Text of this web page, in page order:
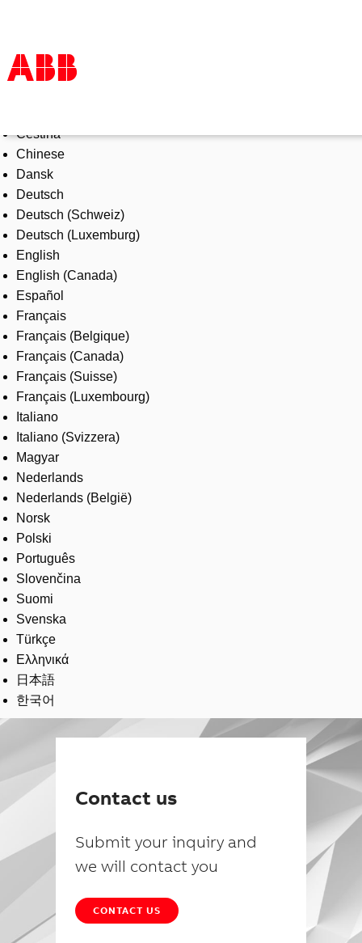
Products & Solutions
Industries
Services
About us
Where to buy
Contact us
Careers
Čeština
Chinese
Dansk
Deutsch
Deutsch (Schweiz)
Deutsch (Luxemburg)
English
English (Canada)
Español
Français
Français (Belgique)
Français (Canada)
Français (Suisse)
Français (Luxembourg)
Italiano
Italiano (Svizzera)
Magyar
Nederlands
Nederlands (België)
Norsk
Polski
Português
Slovenčina
Suomi
Svenska
Türkçe
Ελληνικά
日本語
한국어
Contact us
Submit your inquiry and
we will contact you
CONTACT US